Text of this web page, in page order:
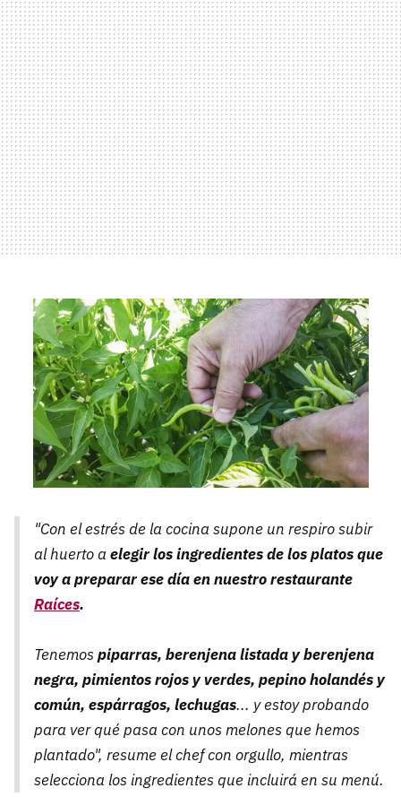
"Con el estrés de la cocina supone un respiro subir
al huerto a elegir los ingredientes de los platos que
voy a preparar ese día en nuestro restaurante
Raíces.
Tenemospiparras, berenjena listada y berenjena
negra, pimientos rojos y verdes, pepino holandés y
común, espárragos, lechugas... y estoy probando
para ver qué pasa con unos melones que hemos
plantado", resume el chef con orgullo, mientras
selecciona los ingredientes que incluirá en su menú.